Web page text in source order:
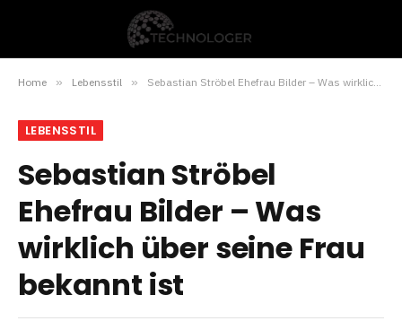
Home » Lebensstil » Sebastian Ströbel Ehefrau Bilder – Was wirklich über seine Frau bekannt ist
LEBENSSTIL
Sebastian Ströbel
Ehefrau Bilder – Was
wirklich über seine Frau
bekannt ist